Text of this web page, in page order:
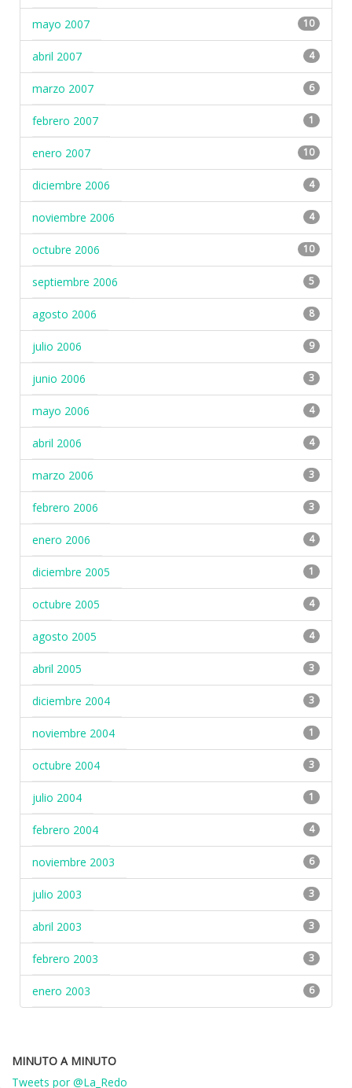
mayo 2007 10
abril 2007 4
marzo 2007 6
febrero 2007 1
enero 2007 10
diciembre 2006 4
noviembre 2006 4
octubre 2006 10
septiembre 2006 5
agosto 2006 8
julio 2006 9
junio 2006 3
mayo 2006 4
abril 2006 4
marzo 2006 3
febrero 2006 3
enero 2006 4
diciembre 2005 1
octubre 2005 4
agosto 2005 4
abril 2005 3
diciembre 2004 3
noviembre 2004 1
octubre 2004 3
julio 2004 1
febrero 2004 4
noviembre 2003 6
julio 2003 3
abril 2003 3
febrero 2003 3
enero 2003 6
MINUTO A MINUTO
Tweets por @La_Redo